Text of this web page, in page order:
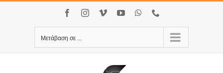
περιεχόμενο
FacebookInstagram
VimeoYouTubeWhatsApp
Μετάβαση σε ...